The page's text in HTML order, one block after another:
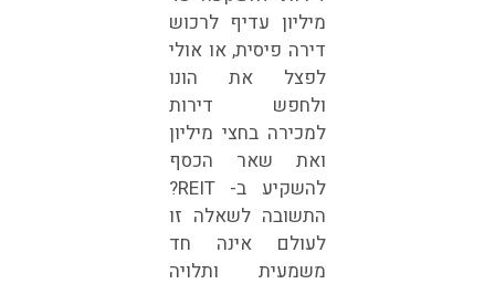
מיליון עדיף לרכוש
דירה פיסית, או אולי
לפצל את הונו
ולחפש דירות
למכירה בחצי מיליון
ואת שאר הכסף
להשקיע ב- REIT?
התשובה לשאלה זו
לעולם אינה חד
משמעית ותלויה